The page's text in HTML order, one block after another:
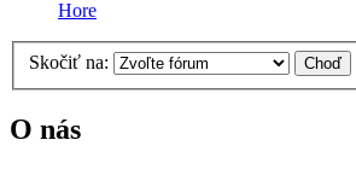
Hore
Skočiť na:
O nás